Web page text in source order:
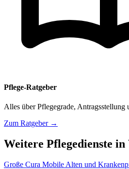
Pflege-Ratgeber
Alles über Pflegegrade,
Zum Ratgeber →
Weitere Pflegedienste in
Große Cura Mobile Alten und